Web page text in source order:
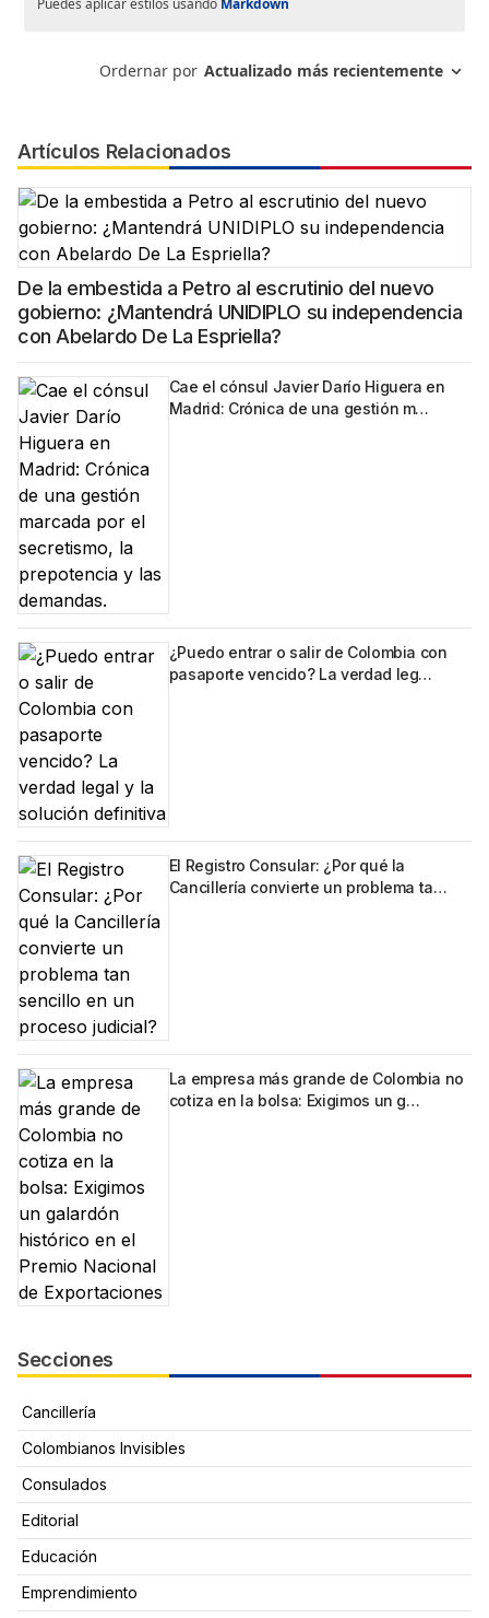
Artículos Relacionados
De la embestida a Petro al escrutinio del nuevo
gobierno: ¿Mantendrá UNIDIPLO su independencia
con Abelardo De La Espriella?
Cae el cónsul Javier Darío Higuera en
Madrid: Crónica de una gestión m…
¿Puedo entrar o salir de Colombia con
pasaporte vencido? La verdad leg…
El Registro Consular: ¿Por qué la
Cancillería convierte un problema ta…
La empresa más grande de Colombia no
cotiza en la bolsa: Exigimos un g…
Secciones
Cancillería
Colombianos Invisibles
Consulados
Editorial
Educación
Emprendimiento